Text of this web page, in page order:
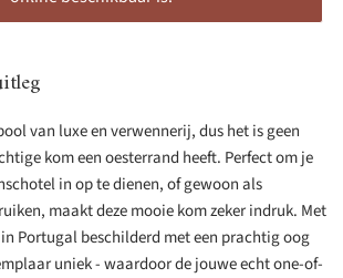
van luxe en verwennerij, dus het is geen
kom een oesterrand heeft. Perfect om je
in op te dienen, of gewoon als
maakt deze mooie kom zeker indruk. Met
Portugal beschilderd met een prachtig oog
uniek - waardoor de jouwe echt one-of-